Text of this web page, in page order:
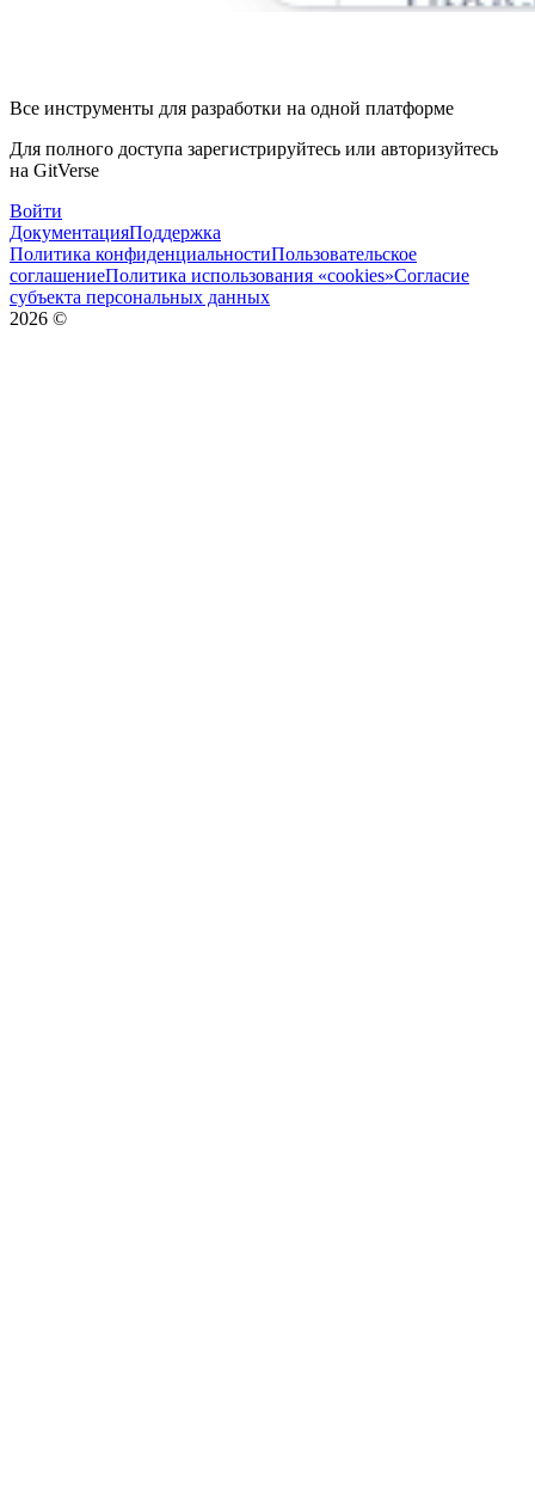
Все инструменты для разработки на одной платформе
Для полного доступа зарегистрируйтесь или авторизуйтесь
на GitVerse
Войти
ДокументацияПоддержка
Политика конфиденциальностиПользовательское
соглашениеПолитика использования «cookies»Согласие
субъекта персональных данных
2026 ©